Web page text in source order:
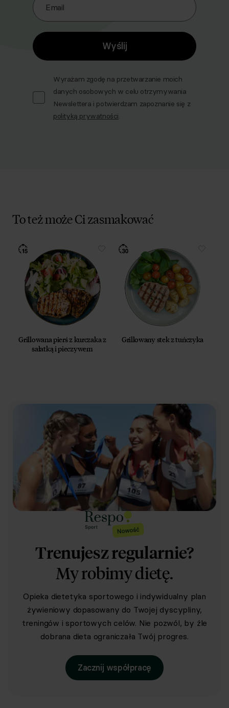
Email
Wyślij
Wyrażam zgodę na przetwarzanie moich
danych osobowych w celu otrzymywania
Newslettera i potwierdzam zapoznanie się z
polityką prywatności.
To też może Ci zasmakować
Grillowana pierś z kurczaka z
sałatką i pieczywem
Grillowany stek z tuńczyka
Trenujesz regularnie?
My robimy dietę.
Opieka dietetyka sportowego i indywidualny plan
żywieniowy dopasowany do Twojej dyscypliny,
treningów i sportowych celów. Nie pozwól, by źle
dobrana dieta ograniczała Twój progres.
Zacznij współpracę